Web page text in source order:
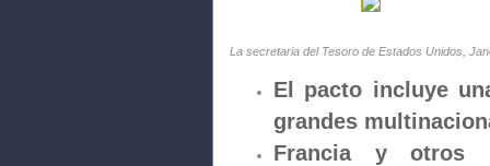
La secretaria del Tesoro de Estados Unidos,
El pacto incluye
grandes
Francia y otros